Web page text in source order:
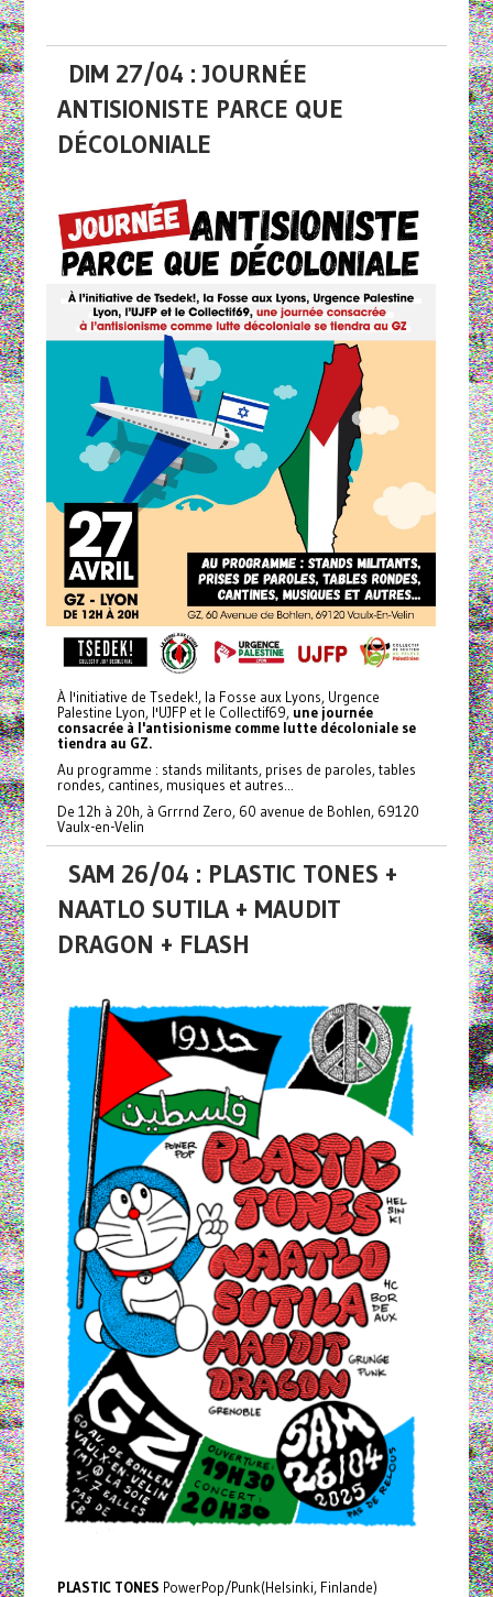
DIM 27/04 : JOURNÉE
ANTISIONISTE PARCE QUE
DÉCOLONIALE
À l'initiative de Tsedek!, la Fosse aux Lyons, Urgence
Palestine Lyon, l'UJFP et le Collectif69, une journée
consacrée à l'antisionisme comme lutte décoloniale se
tiendra au GZ.
Au programme : stands militants, prises de paroles, tables
rondes, cantines, musiques et autres...
De 12h à 20h, à Grrrnd Zero, 60 avenue de Bohlen, 69120
Vaulx-en-Velin
SAM 26/04 : PLASTIC TONES +
NAATLO SUTILA + MAUDIT
DRAGON + FLASH
PLASTIC TONES PowerPop/Punk(Helsinki, Finlande)